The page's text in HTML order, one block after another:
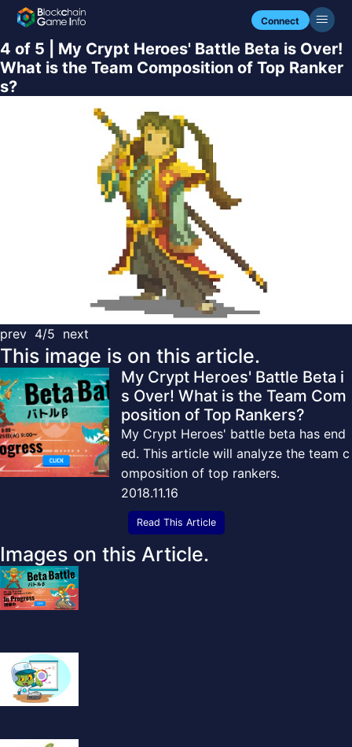
Connect
4 of 5 | My Crypt Heroes' Battle Beta is Over!
What is the Team Composition of Top Ranker
s?
prev 4/5 next
This image is on this article.
My Crypt Heroes' Battle Beta i
s Over! What is the Team Com
position of Top Rankers?
My Crypt Heroes' battle beta has end
ed. This article will analyze the team c
omposition of top rankers.
2018.11.16
Read This Article
Images on this Article.